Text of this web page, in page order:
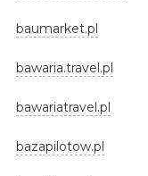
baumarket.pl
bawaria.travel.pl
bawariatravel.pl
bazapilotow.pl